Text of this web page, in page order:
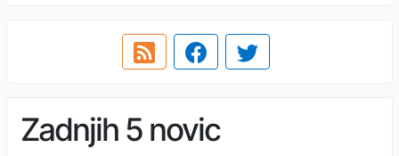
Zadnjih 5 novic